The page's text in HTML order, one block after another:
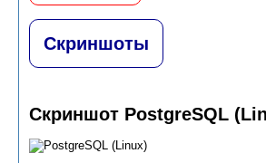
Скриншоты
Скриншот PostgreSQL